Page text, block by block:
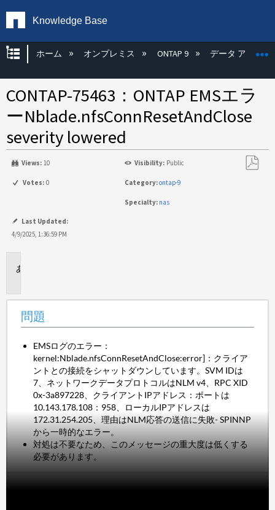
Knowledge Base
グローバル階層を展開/折りたたむ
ホーム オンプレミス ONTAP 9 データ アクセス
CONTAP-75463：ONTAP EMSエラ
ーNblade.nfsConnResetAndClose
severity lowered
Views: 10 Visibility: Public
Votes: 0 Category:ontap-9
Specialty: nas
Last Updated:
4/9/2025, 1:36:59 PM
問題
EMSログのエラー：
kernel:Nblade.nfsConnResetAndClose:error]：クライア
ントとの接続をシャットダウンしています。SVM IDは
7、ネットワークデータプロトコルはNLM v4、RPC XID
0x-3a897228、クライアントIPアドレス：ポートは
10.143.178.108：958、ローカルIPアドレスは
172.31.254.205、理由はNLM応答の送信に失敗- SPINNP
から一時的なエラー。
対処は不要なため、このメッセージの重大度は低くする
必要があります。